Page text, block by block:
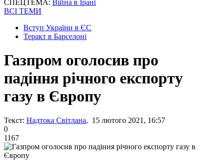
СПЕЦТЕМА: Війна в Ірані
ВСІ ТЕМИ
Вступ України в ЄС
Теракт в Барселоні
Газпром оголосив про
падіння річного експорту
газу в Європу
Текст: Надтока Світлана, 15 лютого 2021, 16:57
0
1167